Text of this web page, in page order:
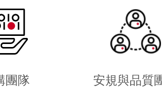
團隊 安規與品質